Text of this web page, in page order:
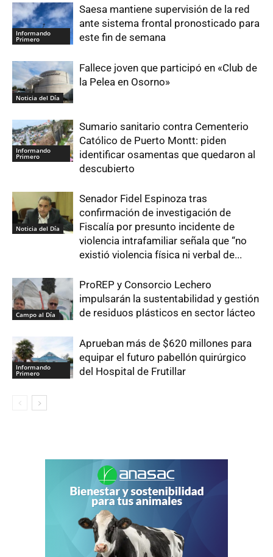
Informando
Primero
Saesa mantiene supervisión de la red
ante sistema frontal pronosticado para
este fin de semana
Noticia del Día
Fallece joven que participó en «Club de
la Pelea en Osorno»
Informando
Primero
Sumario sanitario contra Cementerio
Católico de Puerto Montt: piden
identificar osamentas que quedaron al
descubierto
Noticia del Día
Senador Fidel Espinoza tras
confirmación de investigación de
Fiscalía por presunto incidente de
violencia intrafamiliar señala que “no
existió violencia física ni verbal de...
Campo al Día
ProREP y Consorcio Lechero
impulsarán la sustentabilidad y gestión
de residuos plásticos en sector lácteo
Informando
Primero
Aprueban más de $620 millones para
equipar el futuro pabellón quirúrgico
del Hospital de Frutillar